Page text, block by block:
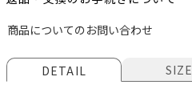
商品についてのお問い合わせ
DETAIL SIZE